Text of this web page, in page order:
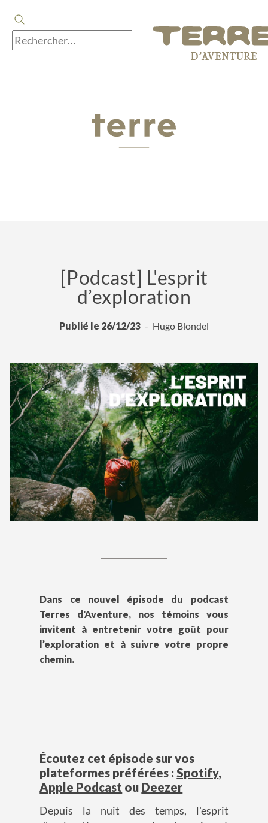
[Podcast] L'esprit
d’exploration
Publié le 26/12/23 Hugo Blondel
Dans ce nouvel épisode du podcast
Terres d'Aventure, nos témoins vous
invitent à entretenir votre goût pour
l’exploration et à suivre votre propre
chemin.
Écoutez cet épisode sur vos
plateformes préférées :Spotify,
Apple Podcast ou Deezer
Depuis la nuit des temps, l'esprit